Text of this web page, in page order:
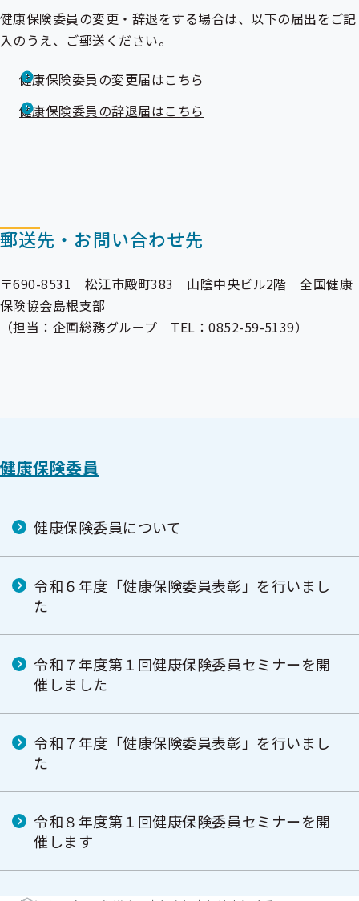
健康保険委員の変更・辞退をする場合は、以下の届出をご記
入のうえ、ご郵送ください。
健康保険委員の変更届はこちら
健康保険委員の辞退届はこちら
郵送先・お問い合わせ先
〒690-8531 松江市殿町383 山陰中央ビル2階 全国健康
保険協会島根支部
（担当：企画総務グループ TEL：0852-59-5139）
健康保険委員
健康保険委員について
令和６年度「健康保険委員表彰」を行いまし
た
令和７年度第１回健康保険委員セミナーを開
催しました
令和７年度「健康保険委員表彰」を行いまし
た
令和８年度第１回健康保険委員セミナーを開
催します